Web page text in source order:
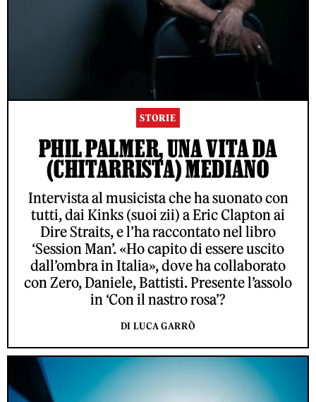
STORIE
PHIL PALMER, UNA VITA DA
(CHITARRISTA) MEDIANO
Intervista al musicista che ha suonato con
tutti, dai Kinks (suoi zii) a Eric Clapton ai
Dire Straits, e l’ha raccontato nel libro
‘Session Man’. «Ho capito di essere uscito
dall’ombra in Italia», dove ha collaborato
con Zero, Daniele, Battisti. Presente l’assolo
in ‘Con il nastro rosa’?
DI LUCA GARRÒ